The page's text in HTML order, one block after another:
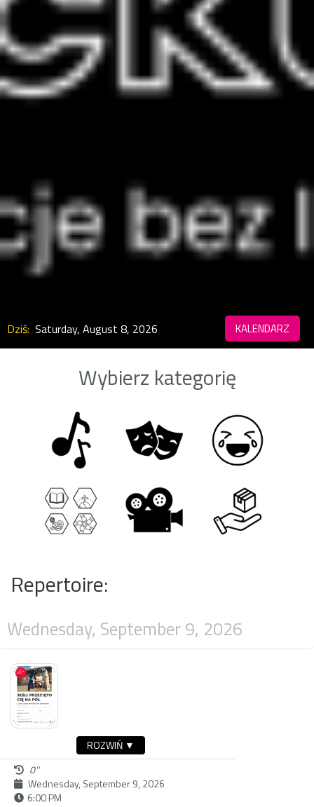
Dziś: Saturday, August 8, 2026 KALENDARZ
Wybierz kategorię
Repertoire:
Wednesday, September 9, 2026
ROZWIŃ ▼
0''
Wednesday, September 9, 2026
6:00 PM